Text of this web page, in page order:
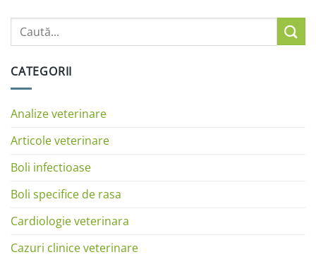
CATEGORII
Analize veterinare
Articole veterinare
Boli infectioase
Boli specifice de rasa
Cardiologie veterinara
Cazuri clinice veterinare